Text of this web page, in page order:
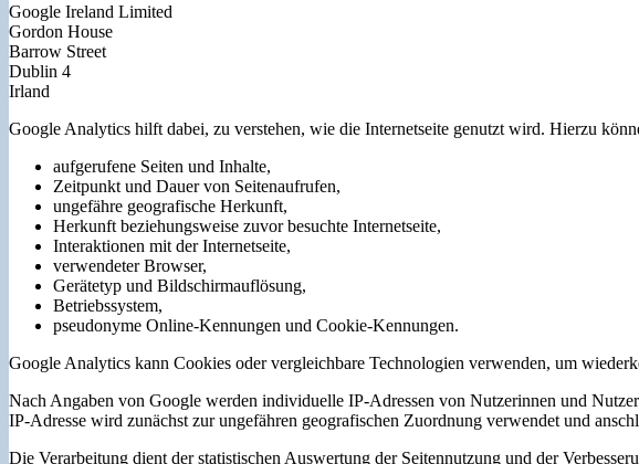
Google Ireland Limited
Gordon House
Barrow Street
Dublin 4
Irland
Google Analytics hilft dabei, zu verstehen, wie die Internetseite genutzt wird. Hierzu
aufgerufene Seiten und Inhalte,
Zeitpunkt und Dauer von Seitenaufrufen,
ungefähre geografische Herkunft,
Herkunft beziehungsweise zuvor besuchte Internetseite,
Interaktionen mit der Internetseite,
verwendeter Browser,
Gerätetyp und Bildschirmauflösung,
Betriebssystem,
pseudonyme Online-Kennungen und Cookie-Kennungen.
Google Analytics kann Cookies oder vergleichbare Technologien verwenden, um
Nach Angaben von Google werden individuelle IP-Adressen von Nutzerinnen und
IP-Adresse wird zunächst zur ungefähren geografischen Zuordnung verwendet und
Die Verarbeitung dient der statistischen Auswertung der Seitennutzung und der